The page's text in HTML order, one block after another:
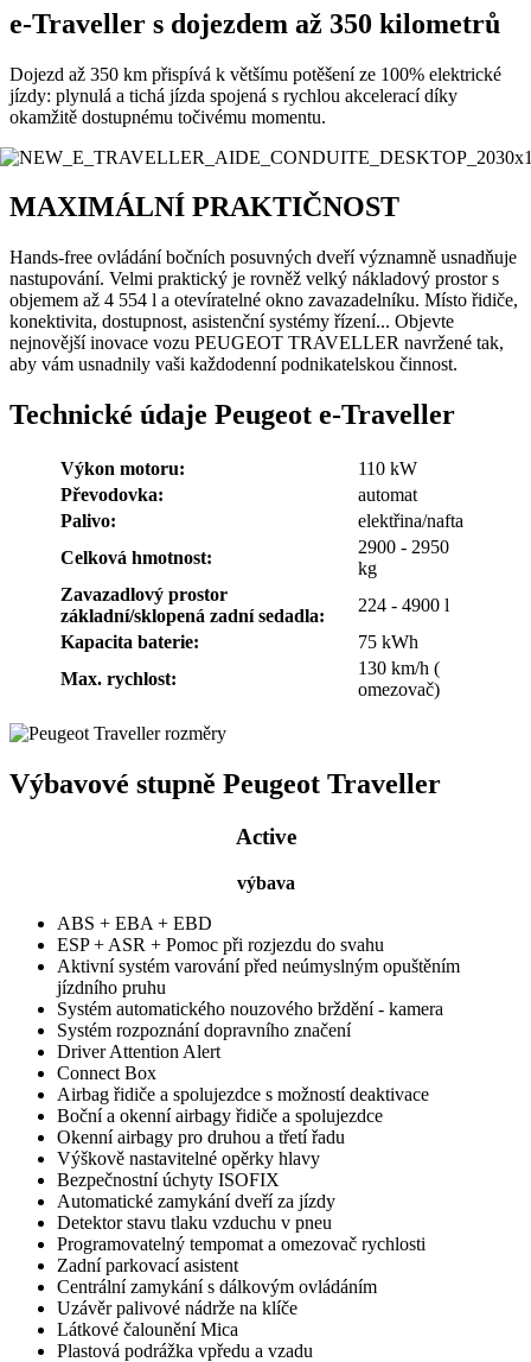
e-Traveller s dojezdem až 350 kilometrů
Dojezd až 350 km přispívá k většímu potěšení ze 100% elektrické
jízdy: plynulá a tichá jízda spojená s rychlou akcelerací díky
okamžitě dostupnému točivému momentu.
MAXIMÁLNÍ PRAKTIČNOST
Hands-free ovládání bočních posuvných dveří významně usnadňuje
nastupování. Velmi praktický je rovněž velký nákladový prostor s
objemem až 4 554 l a otevíratelné okno zavazadelníku. Místo řidiče,
konektivita, dostupnost, asistenční systémy řízení... Objevte
nejnovější inovace vozu PEUGEOT TRAVELLER navržené tak,
aby vám usnadnily vaši každodenní podnikatelskou činnost.
Technické údaje Peugeot e-Traveller
Výkon motoru:
110 kW
Převodovka:
automat
Palivo:
elektřina/nafta
Celková hmotnost:
2900 - 2950
kg
Zavazadlový prostor
základní/sklopená zadní sedadla:
224 - 4900 l
Kapacita baterie:
75 kWh
Max. rychlost:
130 km/h (
omezovač)
Výbavové stupně Peugeot Traveller
Active
výbava
ABS + EBA + EBD
ESP + ASR + Pomoc při rozjezdu do svahu
Aktivní systém varování před neúmyslným opuštěním
jízdního pruhu
Systém automatického nouzového brždění - kamera
Systém rozpoznání dopravního značení
Driver Attention Alert
Connect Box
Airbag řidiče a spolujezdce s možností deaktivace
Boční a okenní airbagy řidiče a spolujezdce
Okenní airbagy pro druhou a třetí řadu
Výškově nastavitelné opěrky hlavy
Bezpečnostní úchyty ISOFIX
Automatické zamykání dveří za jízdy
Detektor stavu tlaku vzduchu v pneu
Programovatelný tempomat a omezovač rychlosti
Zadní parkovací asistent
Centrální zamykání s dálkovým ovládáním
Uzávěr palivové nádrže na klíče
Látkové čalounění Mica
Plastová podrážka vpředu a vzadu